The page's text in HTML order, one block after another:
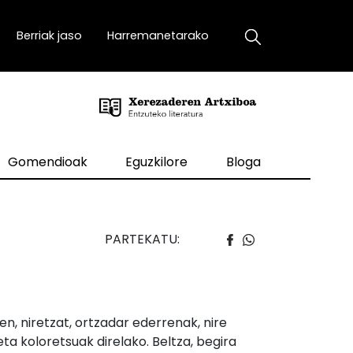
Berriak jaso Harremanetarako
Gomendioak Eguzkilore Bloga
PARTEKATU:
niretzat, ortzadar ederrenak, nire
koloretsuak direlako. Beltza, begira